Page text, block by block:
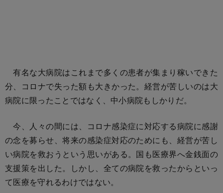
有名な大病院はこれまで多くの患者が集まり稼いできた
分、コロナで失った額も大きかった。経営が苦しいのは大
病院に限ったことではなく、中小病院もしかりだ。
今、人々の間には、コロナ感染症に対応する病院に感謝
の念を募らせ、将来の感染症対応のためにも、経営が苦し
い病院を救おうという思いがある。国も医療界へ金銭面の
支援策を出した。しかし、全ての病院を救ったからといっ
て医療を守れるわけではない。